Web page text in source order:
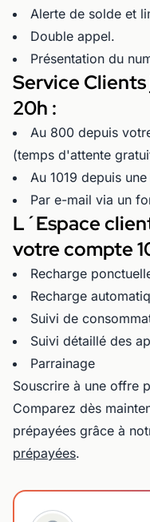
Alerte de solde et
Double appel.
Présentation du
Service
20h :
Au 800 depuis
(temps d'attente
Au 1019 depuis
Par e-mail via un
L´Espace
votre compte
Recharge
Recharge
Suivi de
Suivi détaillé des
Parrainage
Souscrire à une offre
Comparez dès
prépayées grâce à
prépayées.